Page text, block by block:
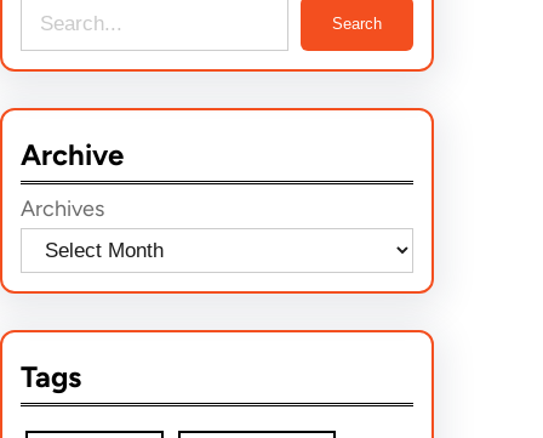
e
c
h
Search
Archive
Archives
Tags